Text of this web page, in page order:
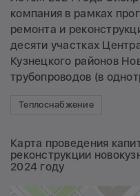
компания в рамках
ремонта и
десяти участках
Кузнецкого районов
трубопроводов (в
Теплоснабжение
Карта проведения
реконструкции
2024 году